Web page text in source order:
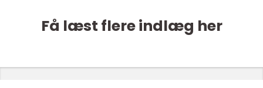
Få læst flere indlæg her